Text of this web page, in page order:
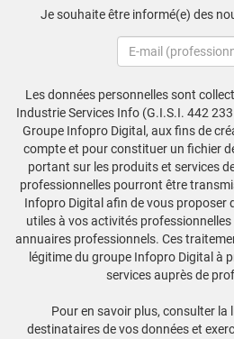
Je souhaite être informé(e) des
Les données personnelles sont
Industrie Services Info (G.I.S.I. 442
Groupe Infopro Digital, aux fins de
compte et pour constituer un fichier
portant sur les produits et services
professionnelles pourront être
Infopro Digital afin de vous proposer
utiles à vos activités
annuaires professionnels. Ces
légitime du groupe Infopro Digital à
services auprès de
Pour en savoir plus, consulter la
destinataires de vos données et